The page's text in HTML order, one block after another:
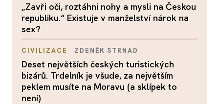
„Zavři oči, roztáhni nohy a mysli na Českou
republiku.“ Existuje v manželství nárok na
sex?
CIVILIZACE ZDENĚK STRNAD
Deset největších českých turistických
bizárů. Trdelník je všude, za největším
peklem musíte na Moravu (a sklípek to
není)